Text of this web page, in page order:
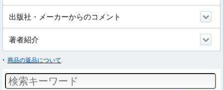
出版社・メーカーからのコメント
著者紹介
商品の返品について